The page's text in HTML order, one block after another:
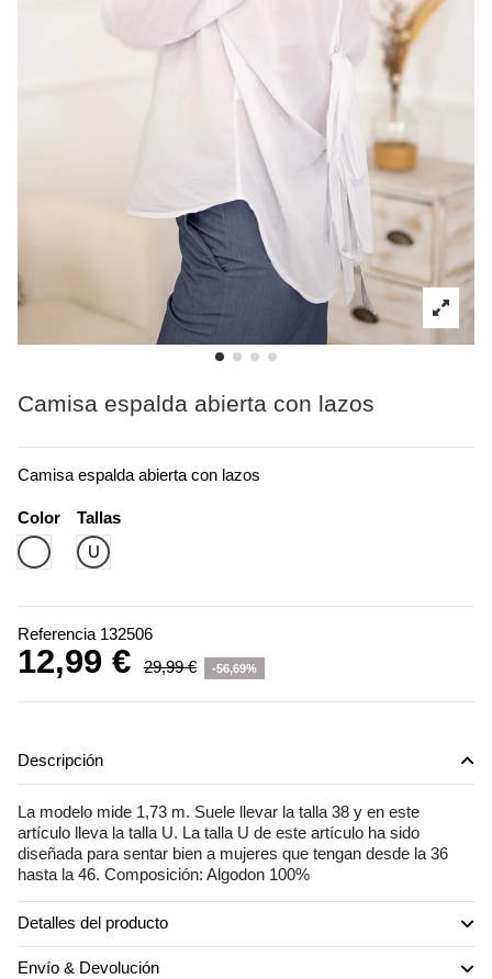
Camisa espalda abierta con lazos
Camisa espalda abierta con lazos
Color
Blanco
Tallas
U
Referencia 132506
12,99 € 29,99 € -56,69%
Descripción
La modelo mide 1,73 m. Suele llevar la talla 38 y en este
artículo lleva la talla U. La talla U de este artículo ha sido
diseñada para sentar bien a mujeres que tengan desde la 36
hasta la 46. Composición: Algodon 100%
Detalles del producto
Envío & Devolución